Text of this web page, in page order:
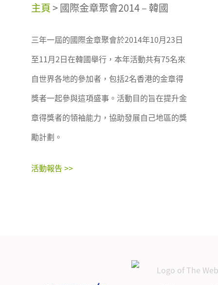
主頁>國際金章聚會2014 – 韓國
三年一屆的國際金章聚會於2014年10月23日
至11月2日在韓國舉行，本年活動共有75名來
自世界各地的參加者，包括2名香港的金章得
獎者一起參與這項盛事。活動目的旨在提升金
章得獎者的領袖能力，協助發展自己地區的獎
勵計劃。
活動報告 >>